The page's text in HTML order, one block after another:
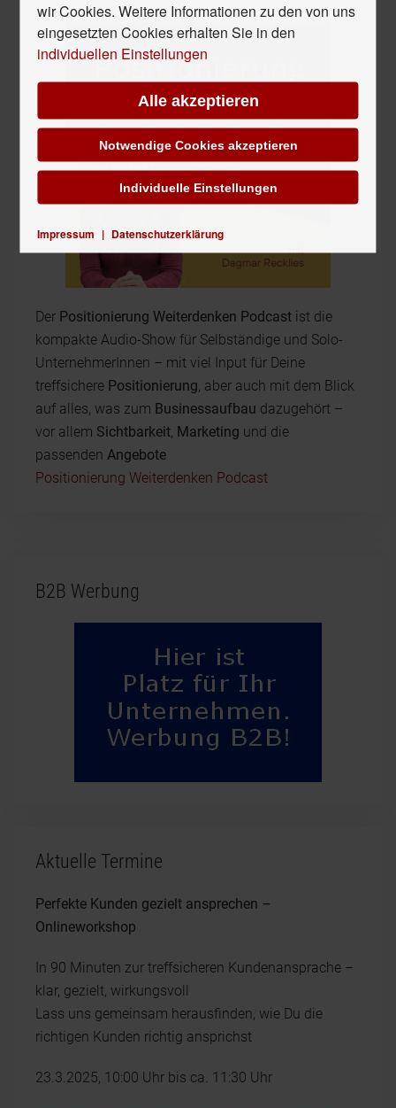
Der Positionierung Weiterdenken Podcast ist die
kompakte Audio-Show für Selbständige und Solo-
UnternehmerInnen – mit viel Input für Deine
treffsichere Positionierung, aber auch mit dem Blick
auf alles, was zum Businessaufbau dazugehört –
vor allem Sichtbarkeit, Marketing und die
passenden Angebote
Positionierung Weiterdenken Podcast
B2B Werbung
Aktuelle Termine
Perfekte Kunden gezielt ansprechen –
Onlineworkshop
In 90 Minuten zur treffsicheren Kundenansprache –
klar, gezielt, wirkungsvoll
Lass uns gemeinsam herausfinden, wie Du die
richtigen Kunden richtig ansprichst
23.3.2025, 10:00 Uhr bis ca. 11:30 Uhr
wir Cookies. Weitere Informationen zu den von uns
eingesetzten Cookies erhalten Sie in den
individuellen Einstellungen
Alle akzeptieren
Notwendige Cookies akzeptieren
Impressum | Datenschutzerklärung
Individuelle Einstellungen